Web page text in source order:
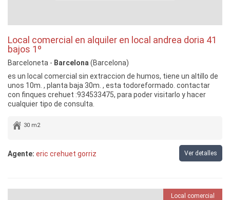
Local comercial en alquiler en local andrea doria 41
bajos 1º
Barceloneta - Barcelona (Barcelona)
es un local comercial sin extraccion de humos, tiene un altillo de
unos 10m. , planta baja 30m. , esta todoreformado. contactar
con finques crehuet :934533475, para poder visitarlo y hacer
cualquier tipo de consulta.
30 m2
Agente: eric crehuet gorriz Ver detalles
Local comercial